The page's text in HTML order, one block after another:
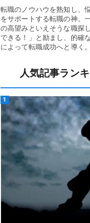
転職のノウハウを熟知し、
をサポートする転職の神。
の高望みといえそうな職探
できる！」と励まし、的確
によって転職成功へと導く。
人気記事ラン